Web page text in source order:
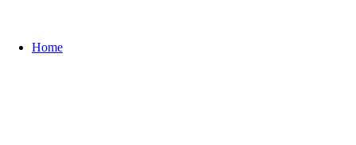
Home